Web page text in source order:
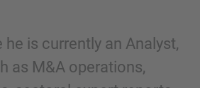
is currently an Analyst,
as M&A operations,